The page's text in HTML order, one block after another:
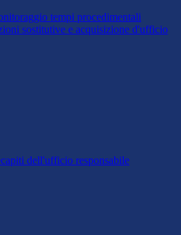
tempi procedimentali
sostitutive e acquisizione d'ufficio
dell'ufficio responsabile